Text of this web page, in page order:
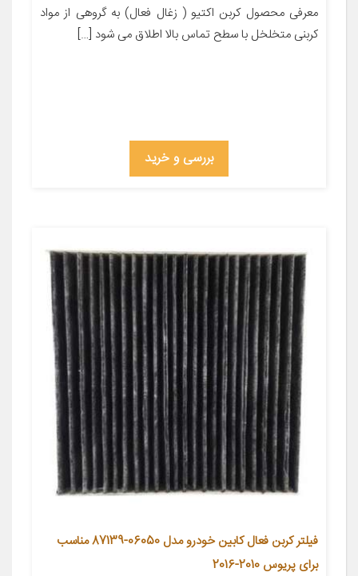
معرفی محصول کربن اکتیو ( زغال فعال) به گروهی از مواد
کربنی متخلخل با سطح تماس بالا اطلاق می شود […]
بررسی و خرید
فیلتر کربن فعال کابین خودرو مدل 06050-87139 مناسب
برای پریوس 2010-2016